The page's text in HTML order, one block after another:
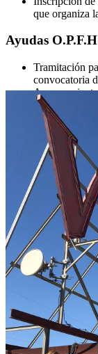
que organiza
Ayudas O.P.F.H
Tramitación
convocatoria
con el fin de
a través de la
De forma
mismo